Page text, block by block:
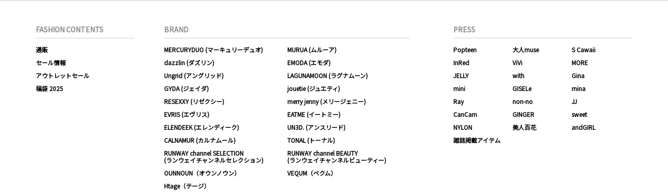
FASHION CONTENTS
通販
セール情報
アウトレットセール
福袋 2025
BRAND
MERCURYDUO (マーキュリーデュオ)
MURUA (ムルーア)
dazzlin (ダズリン)
EMODA (エモダ)
Ungrid (アングリッド)
LAGUNAMOON (ラグナムーン)
GYDA (ジェイダ)
jouetie (ジュエティ)
RESEXXY (リゼクシー)
merry jenny (メリージェニー)
EVRIS (エヴリス)
EATME (イートミー)
ELENDEEK (エレンディーク)
UN3D. (アンスリード)
CALNAMUR (カルナムール)
TONAL (トーナル)
RUNWAY channel SELECTION
(ランウェイチャンネルセレクション)
RUNWAY channel BEAUTY
(ランウェイチャンネルビューティー)
OUNNOUN（オウンノウン）
VEQUM（ベクム）
Htage（テージ）
PRESS
Popteen 大人muse
S Cawaii
InRed
ViVi
MORE
JELLY
with
Gina
mini
GISELe
mina
Ray
non-no
JJ
CanCam
GINGER
sweet
NYLON
美人百花
andGIRL
雑誌掲載アイテム